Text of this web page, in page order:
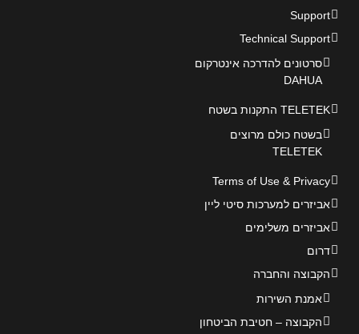
Support
Technical Support
סרטונים להדרכה אינטרקום
DAHUA
TELETEK התקנות בשטח
בשטח כולם מרוצים
TELETEK
Terms of Use & Privacy
אביזרים למערכות סיטי ליין
אביזרים משלימים
דרום
הקבוצה והחברה
אמנת השירות
הקבוצה – חטיבת הביטחון